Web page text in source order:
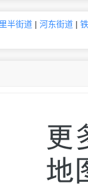
半街道 | 河东街道 |